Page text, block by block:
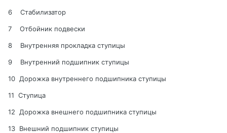
6 Стабилизатор
7 Отбойник подвески
8 Внутренняя прокладка ступицы
9 Внутренний подшипник ступицы
10 Дорожка внутреннего подшипника ступицы
11 Ступица
12 Дорожка внешнего подшипника ступицы
13 Внешний подшипник ступицы